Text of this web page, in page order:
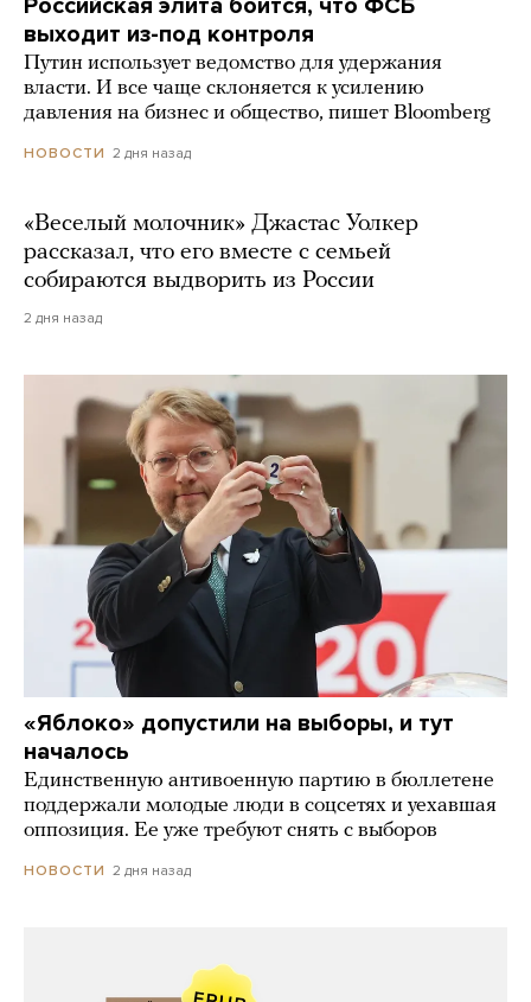
Российская элита боится, что ФСБ
выходит из-под контроля
Путин использует ведомство для удержания
власти. И все чаще склоняется к усилению
давления на бизнес и общество, пишет Bloomberg
НОВОСТИ 2 дня назад
«Веселый молочник» Джастас Уолкер
рассказал, что его вместе с семьей
собираются выдворить из России
2 дня назад
«Яблоко» допустили на выборы, и тут
началось
Единственную антивоенную партию в бюллетене
поддержали молодые люди в соцсетях и уехавшая
оппозиция. Ее уже требуют снять с выборов
НОВОСТИ 2 дня назад